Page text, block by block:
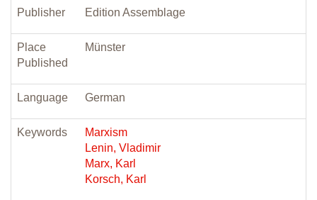
Publisher Edition Assemblage
Place
Published
Münster
Language German
Keywords
Marxism
Lenin, Vladimir
Marx, Karl
Korsch, Karl